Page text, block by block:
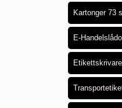
Kartonger 73
E-